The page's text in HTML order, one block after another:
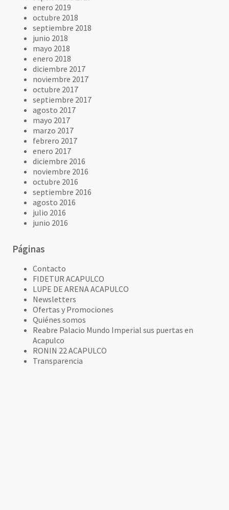
enero 2019
octubre 2018
septiembre 2018
junio 2018
mayo 2018
enero 2018
diciembre 2017
noviembre 2017
octubre 2017
septiembre 2017
agosto 2017
mayo 2017
marzo 2017
febrero 2017
enero 2017
diciembre 2016
noviembre 2016
octubre 2016
septiembre 2016
agosto 2016
julio 2016
junio 2016
Páginas
Contacto
FIDETUR ACAPULCO
LUPE DE ARENA ACAPULCO
Newsletters
Ofertas y Promociones
Quiénes somos
Reabre Palacio Mundo Imperial sus puertas en
Acapulco
RONIN 22 ACAPULCO
Transparencia